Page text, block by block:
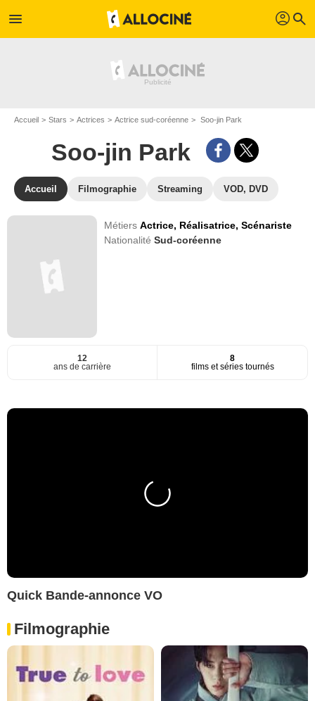
menu profil search
Accueil Stars Actrices Actrice sud-coréenne Soo-jin Park
Soo-jin Park
Accueil Filmographie Streaming VOD, DVD
MétiersActrice, Réalisatrice,Scénariste
NationalitéSud-coréenne
12
ans de carrière
8
films et séries tournés
Quick Bande-annonce VO
Filmographie